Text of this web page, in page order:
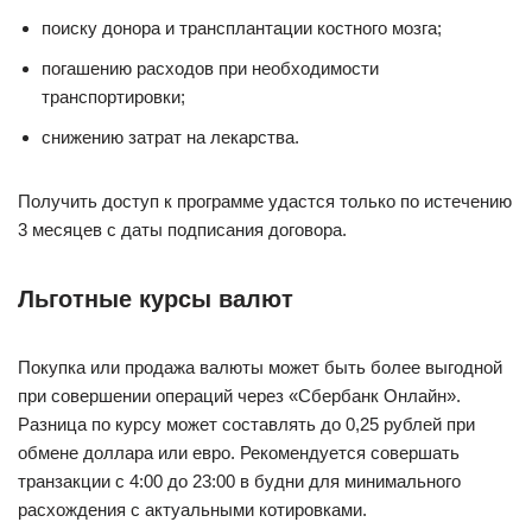
поиску донора и трансплантации костного мозга;
погашению расходов при необходимости
транспортировки;
снижению затрат на лекарства.
Получить доступ к программе удастся только по истечению
3 месяцев с даты подписания договора.
Льготные курсы валют
Покупка или продажа валюты может быть более выгодной
при совершении операций через «Сбербанк Онлайн».
Разница по курсу может составлять до 0,25 рублей при
обмене доллара или евро. Рекомендуется совершать
транзакции с 4:00 до 23:00 в будни для минимального
расхождения с актуальными котировками.